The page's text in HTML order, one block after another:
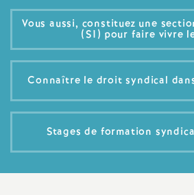
Vous aussi, constituez une
(S1) pour faire vivre
Connaître le droit syndical
Stages de formation